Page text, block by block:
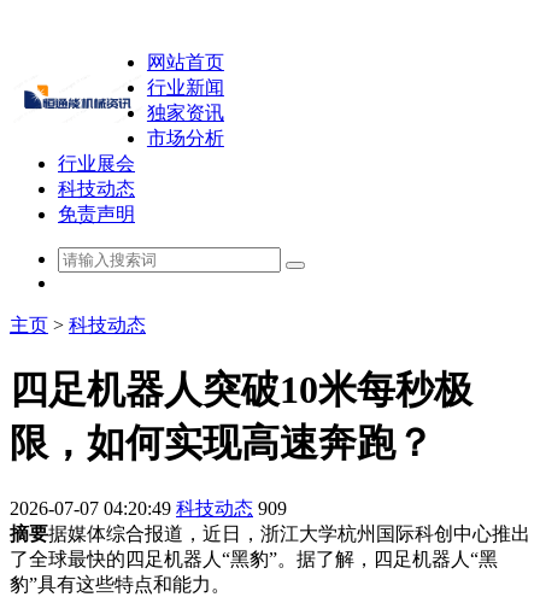
网站首页
行业新闻
独家资讯
市场分析
行业展会
科技动态
免责声明
主页 > 科技动态
四足机器人突破10米每秒极
限，如何实现高速奔跑？
2026-07-07 04:20:49 科技动态 909
摘要据媒体综合报道，近日，浙江大学杭州国际科创中心推出
了全球最快的四足机器人“黑豹”。据了解，四足机器人“黑
豹”具有这些特点和能力。